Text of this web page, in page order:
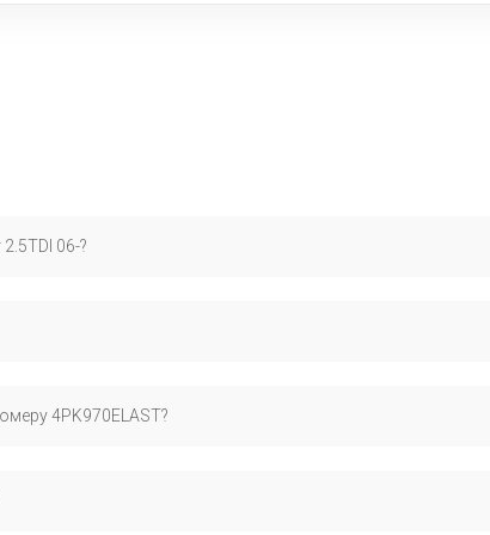
06-?
деталями.
4PK970ELAST?